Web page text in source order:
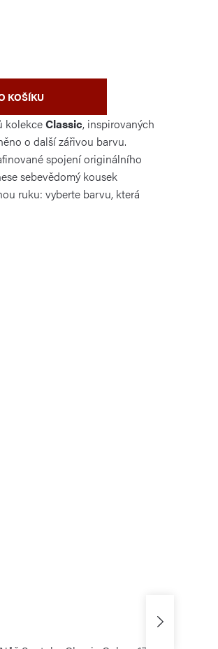
KOŠÍKU
kolekceClassic, inspirovaných
o další zářivou barvu.
spojení originálního
sebevědomý kousek
ruku: vyberte barvu, která